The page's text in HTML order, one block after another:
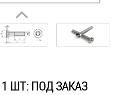
ШТ: ПОД ЗАКАЗ